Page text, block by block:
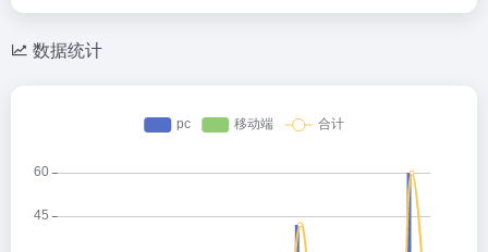
数据统计